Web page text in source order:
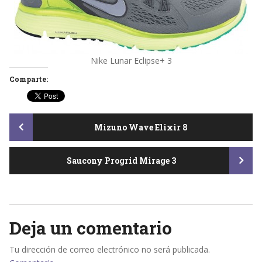
Nike Lunar Eclipse+ 3
Comparte:
Post
navigation
Mizuno Wave Elixir 8
Saucony Progrid Mirage 3
Deja un comentario
Tu dirección de correo electrónico no será publicada.